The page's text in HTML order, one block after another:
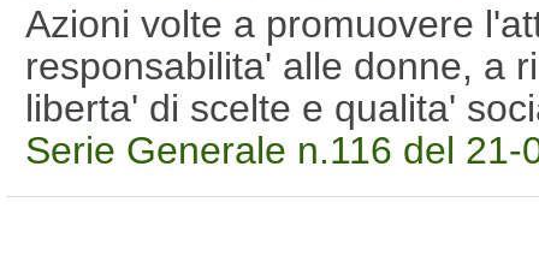
Azioni volte a promuovere
responsabilita' alle donne, a
liberta' di scelte e qualita'
Serie Generale n.116 del 21-